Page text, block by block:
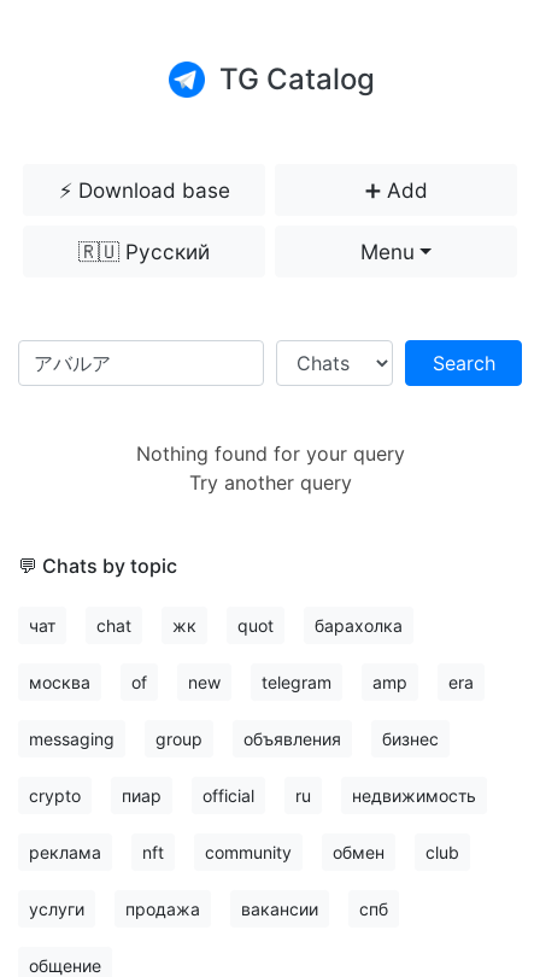
TG Catalog
⚡️ Download base ➕ Add
🇷🇺 Русский Menu
Search
Nothing found for your query
Try another query
💬 Chats by topic
чат chat жк quot барахолка
москва of new telegram amp era
messaging group объявления бизнес
crypto пиар official ru недвижимость
реклама nft community обмен club
услуги продажа вакансии спб
общение